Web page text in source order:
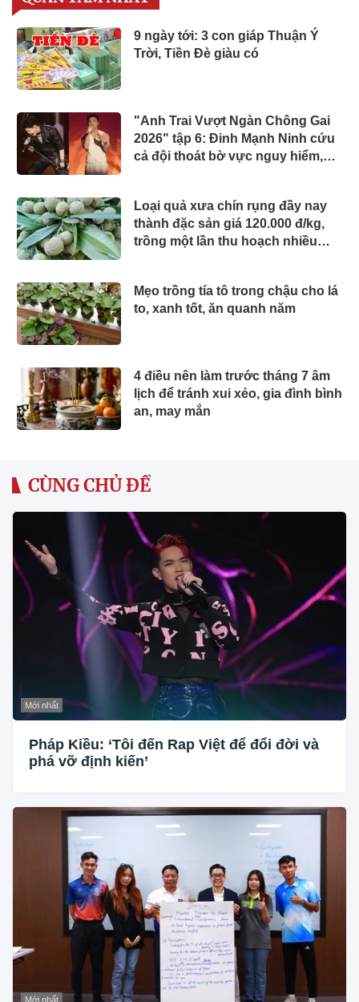
9 ngày tới: 3 con giáp Thuận Ý
Trời, Tiền Đè giàu có
"Anh Trai Vượt Ngàn Chông Gai
2026" tập 6: Đinh Mạnh Ninh cứu
cả đội thoát bờ vực nguy hiểm,
Loại quả xưa chín rụng đầy nay
thành đặc sản giá 120.000 đ/kg,
trồng một lần thu hoạch nhiều
Mẹo trồng tía tô trong chậu cho lá
to, xanh tốt, ăn quanh năm
4 điều nên làm trước tháng 7 âm
lịch để tránh xui xẻo, gia đình bình
an, may mắn
CÙNG CHỦ ĐỀ
Mới nhất
Pháp Kiều: ‘Tôi đến Rap Việt để đổi đời và
phá vỡ định kiến’
Mới nhất